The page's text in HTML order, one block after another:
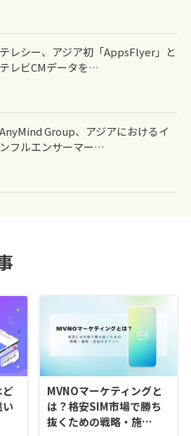
テレシー、アジア初「AppsFlyer」と
テレビCMデータを…
AnyMind Group、アジアにおけるイ
ンフルエンサーマー…
ど
い
MVNOマーケティングと
は？格安SIM市場で勝ち
抜くための戦略・施…